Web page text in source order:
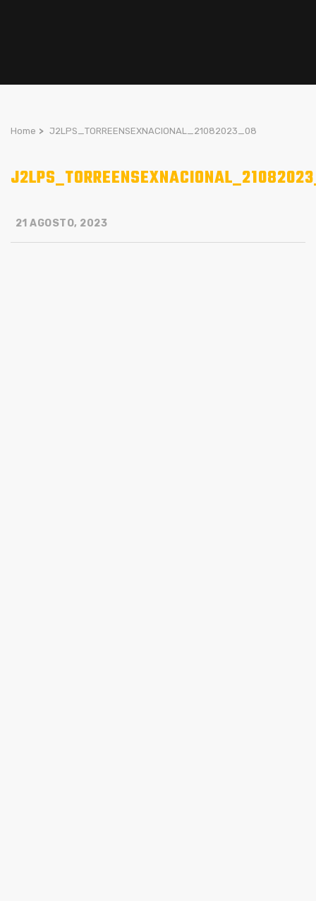
Home > J2LPS_TORREENSEXNACIONAL_21082023_08
21 AGOSTO, 2023